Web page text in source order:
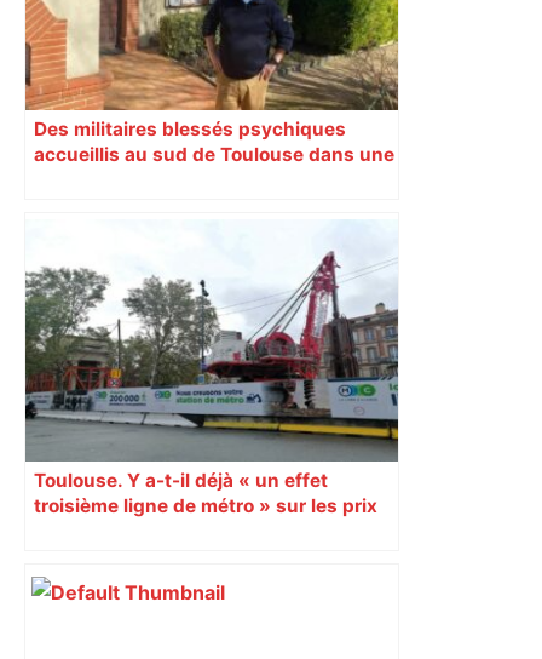
Des militaires blessés psychiques
accueillis au sud de Toulouse dans une
Toulouse. Y a-t-il déjà « un effet
troisième ligne de métro » sur les prix